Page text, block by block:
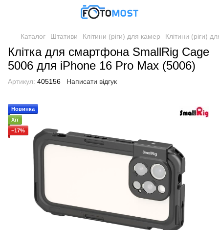
Каталог Штативи Клітини (ріги) для камер Клітини (ріги)
Клітка для смартфона SmallRig Cage
5006 для iPhone 16 Pro Max (5006)
Артикул: 405156 Написати відгук
Новинка
Хіт
−17%